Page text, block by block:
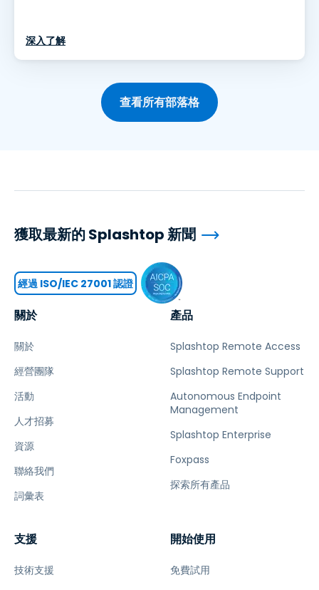
深入了解
查看所有部落格
關於
關於
經營團隊
活動
人才招募
資源
聯絡我們
詞彙表
產品
Splashtop Remote Access
Splashtop Remote Support
Autonomous Endpoint
Management
Splashtop Enterprise
Foxpass
探索所有產品
支援
技術支援
開始使用
免費試用
獲取最新的 Splashtop 新聞
經過 ISO/IEC 27001 認證